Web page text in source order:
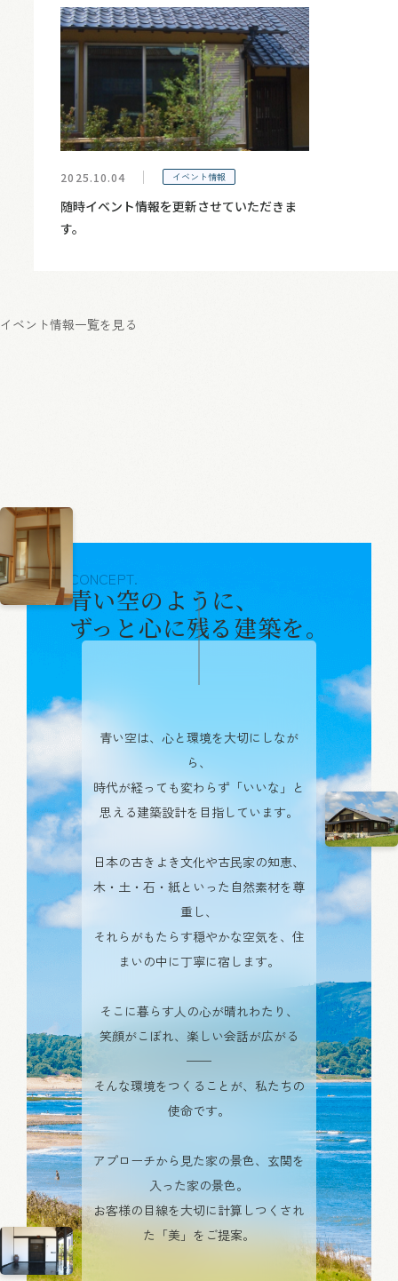
2025.10.04 イベント情報
随時イベント情報を更新させていただきま
す。
イベント情報一覧を見る
CONCEPT.
青い空のように、
ずっと心に残る建築を。
青い空は、心と環境を大切にしなが
ら、
時代が経っても変わらず「いいな」と
思える建築設計を目指しています。
日本の古きよき文化や古民家の知恵、
木・土・石・紙といった 自然素材を尊
重し、
それらがもたらす穏やかな空気を、 住
まいの中に丁寧に宿します。
そこに暮らす人の心が晴れわたり、
笑顔がこぼれ、楽しい会話が広がる
——
そんな環境をつくることが、 私たちの
使命です。
アプローチから見た家の景色、 玄関を
入った家の景色。
お客様の目線を大切に計算しつくされ
た 「美」をご提案。